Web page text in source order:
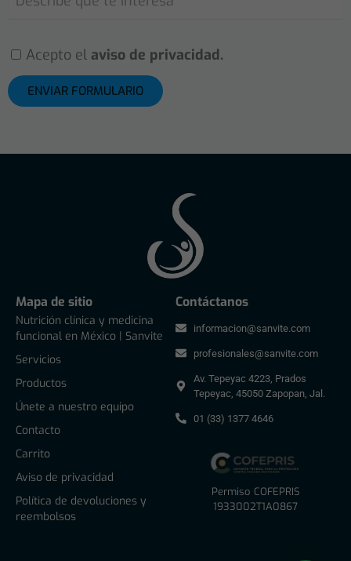
Acepto el aviso de privacidad.
ENVIAR FORMULARIO
Mapa de sitio
Nutrición clínica y medicina
funcional en México | Sanvite
Servicios
Productos
Únete a nuestro equipo
Contacto
Carrito
Aviso de privacidad
Política de devoluciones y
reembolsos
Contáctanos
informacion@sanvite.com
profesionales@sanvite.com
Av. Tepeyac 4223, Prados
Tepeyac, 45050 Zapopan, Jal.
01 (33) 1377 4646
Permiso COFEPRIS
1933002T1A0867